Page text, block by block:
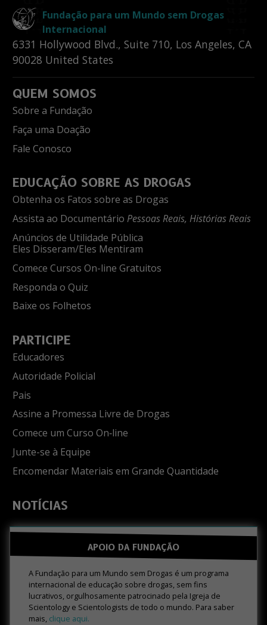
Fundação para um Mundo sem Drogas
Internacional
6331 Hollywood Blvd., Suite 710, Los Angeles, CA
90028 United States
QUEM SOMOS
Sobre a Fundação
Faça uma Doação
Fale Conosco
EDUCAÇÃO SOBRE AS DROGAS
Obtenha os Fatos sobre as Drogas
Assista ao Documentário Pessoas Reais, Histórias Reais
Anúncios de Utilidade Pública
Eles Disseram/Eles Mentiram
Comece Cursos On-line Gratuitos
Responda o Quiz
Baixe os Folhetos
PARTICIPE
Educadores
Autoridade Policial
Pais
Assine a Promessa Livre de Drogas
Comece um Curso On‑line
Junte-se à Equipe
Encomendar Materiais em Grande Quantidade
NOTÍCIAS
APOIO DA FUNDAÇÃO
A Fundação para um Mundo sem Drogas é um programa
internacional de educação sobre drogas, sem fins
lucrativos, orgulhosamente patrocinado pela Igreja de
Scientology e Scientologists de todo o mundo. Para saber
mais, clique aqui.